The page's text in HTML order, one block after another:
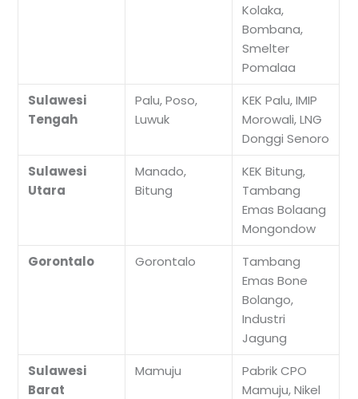
Kolaka,
Bombana,
Smelter
Pomalaa
Sulawesi
Tengah
Palu, Poso,
Luwuk
KEK Palu, IMIP
Morowali, LNG
Donggi Senoro
Sulawesi
Utara
Manado,
Bitung
KEK Bitung,
Tambang
Emas Bolaang
Mongondow
Gorontalo
Gorontalo
Tambang
Emas Bone
Bolango,
Industri
Jagung
Sulawesi
Barat
Mamuju
Pabrik CPO
Mamuju, Nikel